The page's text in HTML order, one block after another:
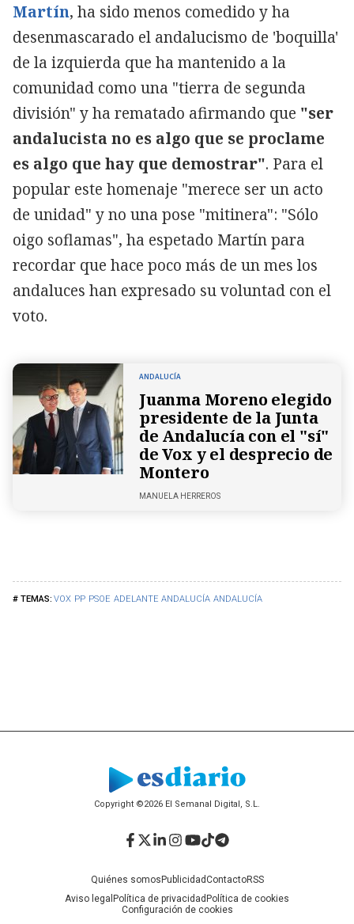
VOX PP PSOE ADELANTE ANDALUCÍA ANDALUCÍA
Martín, ha sido menos comedido y ha
desenmascarado el andalucismo de 'boquilla'
de la izquierda que ha mantenido a la
comunidad como una "tierra de segunda
división" y ha rematado afirmando que "ser
andalucista no es algo que se proclame
es algo que hay que demostrar". Para el
popular este homenaje "merece ser un acto
de unidad" y no una pose "mitinera": "Sólo
oigo soflamas", ha espetado Martín para
recordar que hace poco más de un mes los
andaluces han expresado su voluntad con el
voto.
ANDALUCÍA
Juanma Moreno elegido
presidente de la Junta
de Andalucía con el "sí"
de Vox y el desprecio de
Montero
MANUELA HERREROS
Copyright ©2026 El Semanal Digital, S.L.
Quiénes somos PublicidadContactoRSS
Aviso legal Política de privacidad Política de cookies
Configuración de cookies
Facebook
Twitter
LinkedIn
Instagram
YouTube
TikTok
Telegram